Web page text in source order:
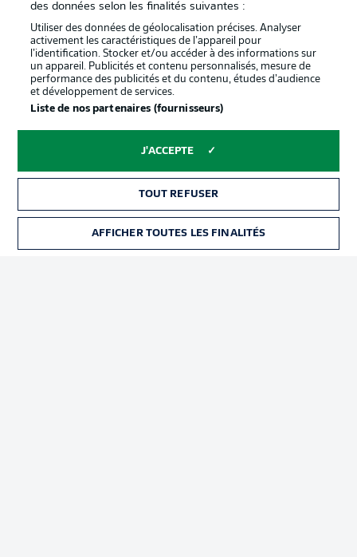
services
Mentions Légales Gérer mes préférences
Diffuseurs
Travaux Contact
des données selon les finalités suivantes :
Utiliser des données de géolocalisation précises. Analyser
activement les caractéristiques de l’appareil pour
l’identification. Stocker et/ou accéder à des informations sur
un appareil. Publicités et contenu personnalisés, mesure de
performance des publicités et du contenu, études d’audience
et développement de services.
Liste de nos partenaires (fournisseurs)
J'ACCEPTE
TOUT REFUSER
AFFICHER TOUTES LES FINALITÉS